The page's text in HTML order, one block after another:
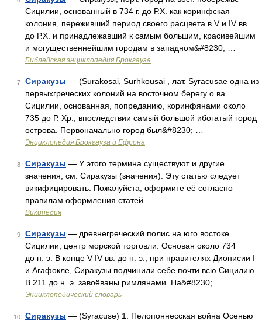
Сицилии, основанный в 734 г. до Р.Х. как коринфская
колония, переживший период своего расцвета в V и IV вв.
до Р.Х. и принадлежавший к самым большим, красивейшим
и могущественнейшим городам в западном&#8230; …
Библейская энциклопедия Брокгауза
7 Сиракузы — (Surakosai, Surhkousai , лат. Syracusae одна из
первыхгреческих колоний на восточном берегу о ва
Сицилии, основанная, попреданию, коринфянами около
735 до Р. Хр.; впоследствии самый большой ибогатый город
острова. Первоначально город был&#8230; …
Энциклопедия Брокгауза и Ефрона
8 Сиракузы — У этого термина существуют и другие
значения, см. Сиракузы (значения). Эту статью следует
викифицировать. Пожалуйста, оформите её согласно
правилам оформления статей …
Википедия
9 Сиракузы — древнегреческий полис на юго востоке
Сицилии, центр морской торговли. Основан около 734
до н. э. В конце V IV вв. до н. э., при правителях Дионисии I
и Агафокле, Сиракузы подчинили себе почти всю Сицилию.
В 211 до н. э. завоёваны римлянами. На&#8230; …
Энциклопедический словарь
10 Сиракузы — (Syracuse) 1. Пелопоннесская война Осенью